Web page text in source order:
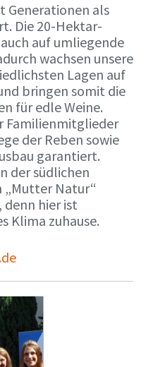
Generationen als
Die 20-Hektar-
auf umliegende
wachsen unsere
Lagen auf
bringen somit die
für edle Weine.
Familienmitglieder
der Reben sowie
garantiert.
der südlichen
„Mutter Natur“
hier ist
Klima zuhause.